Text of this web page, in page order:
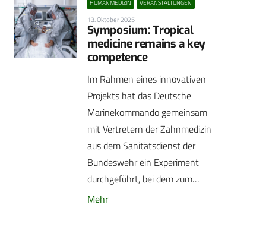
HUMANMEDIZIN VERANSTALTUNGEN
13. Oktober 2025
Symposium: Tropical
medicine remains a key
competence
Im Rahmen eines innovativen
Projekts hat das Deutsche
Marinekommando gemeinsam
mit Vertretern der Zahnmedizin
aus dem Sanitätsdienst der
Bundeswehr ein Experiment
durchgeführt, bei dem zum…
Mehr